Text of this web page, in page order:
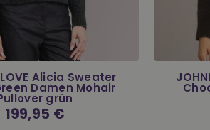
Alicia Sweater
Damen Mohair
grün
Normaler
Preis
199,95 €